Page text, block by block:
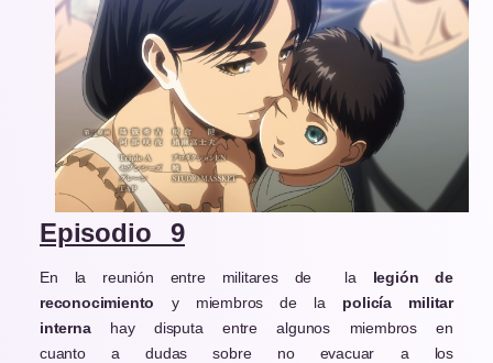
Episodio 9
En la reunión entre militares de la legión de
reconocimiento y miembros de la policía militar
interna hay disputa entre algunos miembros en
cuanto a dudas sobre no evacuar a los